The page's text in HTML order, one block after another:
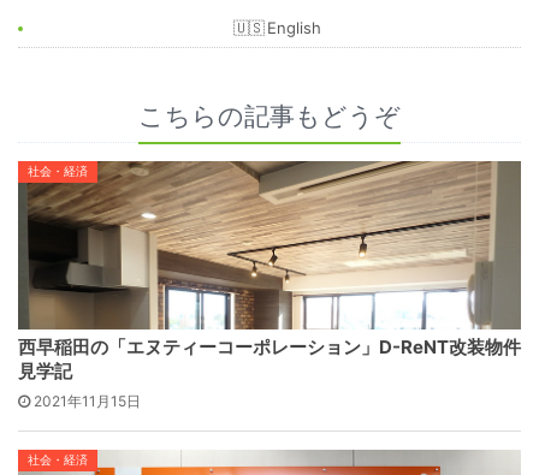
English
こちらの記事もどうぞ
社会・経済
西早稲田の「エヌティーコーポレーション」D-ReNT改装物件
見学記
2021年11月15日
社会・経済